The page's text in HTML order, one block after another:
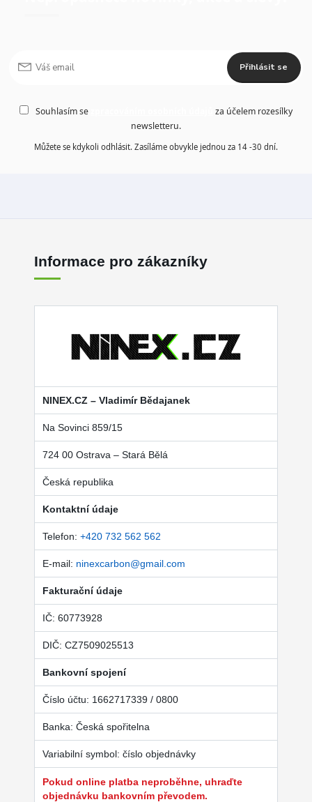
Přihlásit se
Souhlasím se
za účelem rozesílky
newsletteru.
Můžete se kdykoli odhlásit. Zasíláme obvykle jednou za 14 -30 dní.
Informace pro zákazníky
NINEX.CZ – Vladimír Bědajanek
Na Sovinci 859/15
724 00 Ostrava – Stará Bělá
Česká republika
Kontaktní údaje
Telefon: +420 732 562 562
E-mail: ninexcarbon@gmail.com
Fakturační údaje
IČ: 60773928
DIČ: CZ7509025513
Bankovní spojení
Číslo účtu: 1662717339 / 0800
Banka: Česká spořitelna
Variabilní symbol: číslo objednávky
Pokud online platba neproběhne, uhraďte
objednávku bankovním převodem.